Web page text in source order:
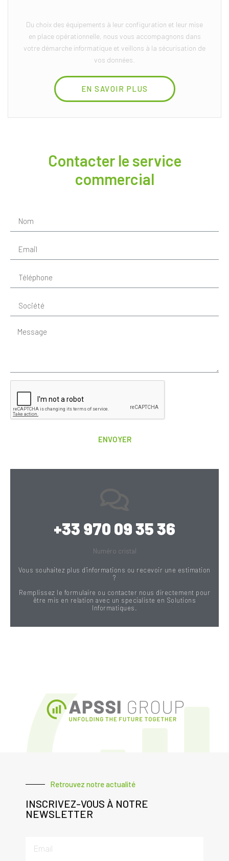
Du choix des équipements à leur configuration et leur mise
en place opérationnelle, nous vous accompagnons dans
votre démarche informatique et veillons à la sécurisation de
vos données.
EN SAVOIR PLUS
Contacter le service
commercial
ENVOYER
+33 970 09 35 36
Numéro cristal
Vous souhaitez plus d’informations ou recevoir une estimation
?
Remplissez le formulaire ou contacter nous directement pour
être mis en relation avec un specialiste en Solutions
Informatiques.
Retrouvez notre actualité
INSCRIVEZ-VOUS À NOTRE
NEWSLETTER